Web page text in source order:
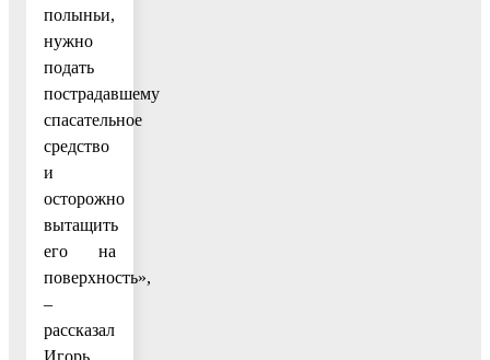
полыньи,
нужно
подать
пострадавшему
спасательное
средство
и
осторожно
вытащить
его на
поверхность»,
–
рассказал
Игорь